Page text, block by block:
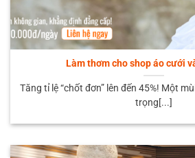
Làm thơm cho shop áo cưới
Tăng tỉ lệ “chốt đơn” lên đến 45%! Một
trọng[...]